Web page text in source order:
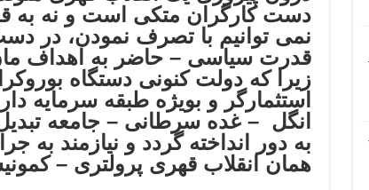
دست کارگران متکی است و نه به
نمی توانیم با تصرف نمودن، در
قدرت سیاسی – حاضر به اهداف
زیرا که دولت کنونی دستگاه
استثمارگر و بویژه طبقه سرمایه
انگل – غده سرطانی – جامعه
به دور انداخته گردد و نیازمند
همان انقلاب قهری پرولتری –